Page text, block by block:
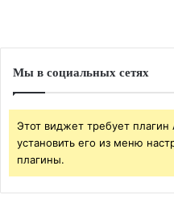
Мы в социальных сетях
Этот виджет требует
установить его из меню
плагины.